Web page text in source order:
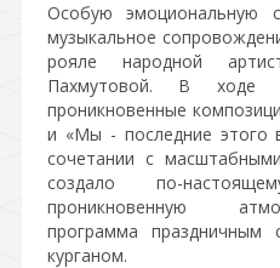
Особую эмоциональную
музыкальное
рояле народной
Пахмутовой. В ходе
проникновенные
и «Мы - последние этого
сочетании с
создало по-
проникновенную
программа
курганом.